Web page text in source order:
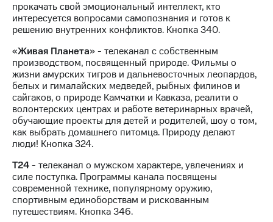
Здоровье
и фитнес
от МТС
Акции
Приложения
КИОН
КИОН
Музыка
КИОН
Строки
Live
Инвестиции
Получайте
онлайн
Страхование
Покупка
полисов
онлайн
Скидка 30%
С картой
МТС
Деньги
прокачать свой эмоциональный интеллект, кто
интересуется вопросами самопознания и готов к
решению внутренних конфликтов. Кнопка 340.
«Живая Планета»- телеканал с собственным
производством, посвященный природе. Фильмы о
жизни амурских тигров и дальневосточных леопардов,
белых и гималайских медведей, рыбных филинов и
сайгаков, о природе Камчатки и Кавказа, реалити о
волонтерских центрах и работе ветеринарных врачей,
обучающие проекты для детей и родителей, шоу о том,
как выбрать домашнего питомца. Природу делают
люди! Кнопка 324.
Т24- телеканал о мужском характере, увлечениях и
силе поступка. Программы канала посвящены
современной технике, популярному оружию,
спортивным единоборствам и рискованным
путешествиям. Кнопка 346.